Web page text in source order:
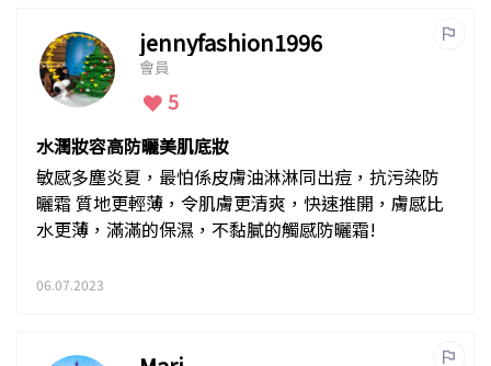
jennyfashion1996
會員
5
水潤妝容高防曬美肌底妝
敏感多塵炎夏，最怕係皮膚油淋淋同出痘，抗污染防
曬霜 質地更輕薄，令肌膚更清爽，快速推開，膚感比
水更薄，滿滿的保濕，不黏膩的觸感防曬霜!
06.07.2023